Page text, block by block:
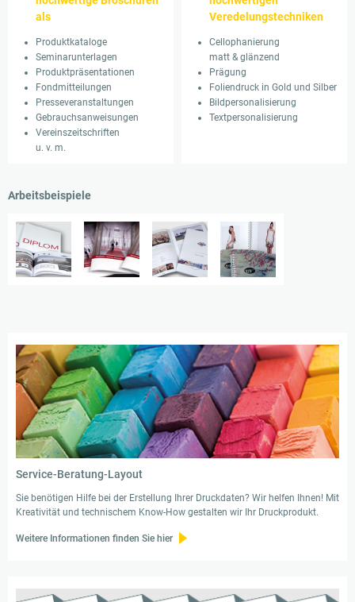
als
Produktkataloge
Seminarunterlagen
Produktpräsentationen
Fondmitteilungen
Presseveranstaltungen
Gebrauchsanweisungen
Vereinszeitschriften
u. v. m.
Veredelungstechniken
Cellophanierung
matt & glänzend
Prägung
Foliendruck in Gold und Silber
Bildpersonalisierung
Textpersonalisierung
Arbeitsbeispiele
Service-Beratung-Layout
Sie benötigen Hilfe bei der Erstellung Ihrer Druckdaten? Wir helfen Ihnen! Mit
Kreativität und technischem Know-How gestalten wir Ihr Druckprodukt.
Weitere Informationen finden Sie hier